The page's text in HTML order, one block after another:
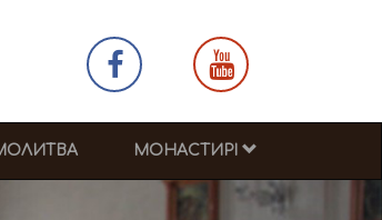
МОНАСТИРІ